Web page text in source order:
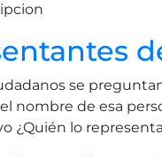
se
nombre de esa
¿Quién lo